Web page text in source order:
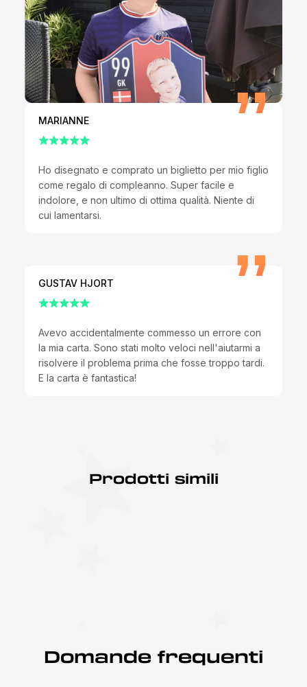
MARIANNE
Ho disegnato e comprato un biglietto per mio figlio
come regalo di compleanno. Super facile e
indolore, e non ultimo di ottima qualità. Niente di
cui lamentarsi.
GUSTAV HJORT
Avevo accidentalmente commesso un errore con
la mia carta. Sono stati molto veloci nell'aiutarmi a
risolvere il problema prima che fosse troppo tardi.
E la carta è fantastica!
Prodotti simili
Domande frequenti